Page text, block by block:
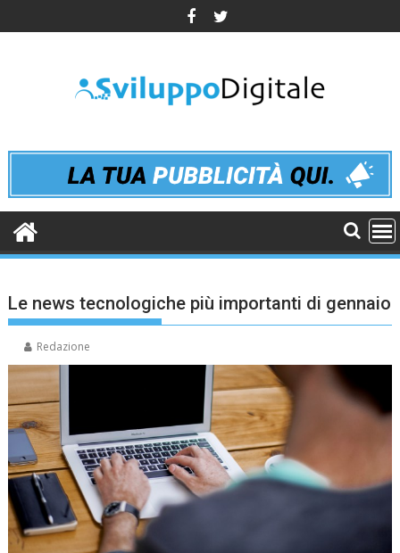
to
Le news tecnologiche più importanti di gennaio
Redazione